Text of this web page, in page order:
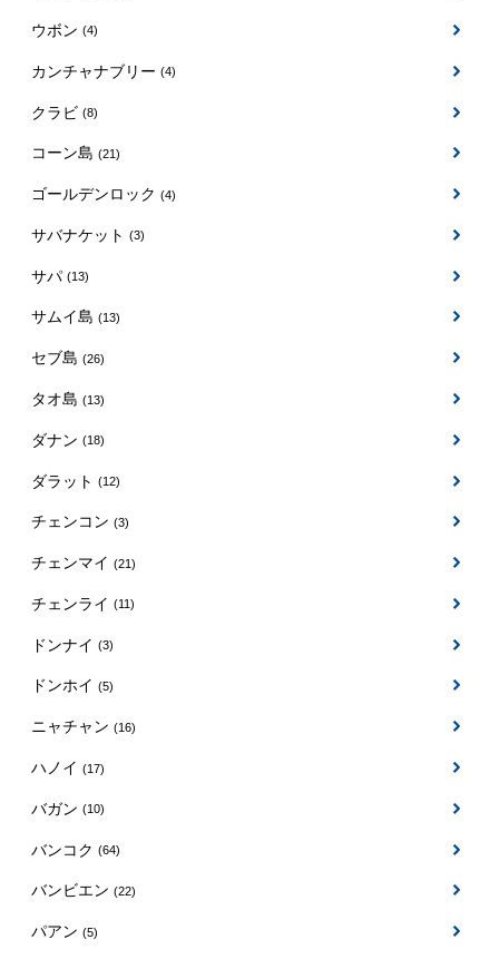
ウボン (4)
カンチャナブリー (4)
クラビ (8)
コーン島 (21)
ゴールデンロック (4)
サバナケット (3)
サパ (13)
サムイ島 (13)
セブ島 (26)
タオ島 (13)
ダナン (18)
ダラット (12)
チェンコン (3)
チェンマイ (21)
チェンライ (11)
ドンナイ (3)
ドンホイ (5)
ニャチャン (16)
ハノイ (17)
バガン (10)
バンコク (64)
バンビエン (22)
パアン (5)